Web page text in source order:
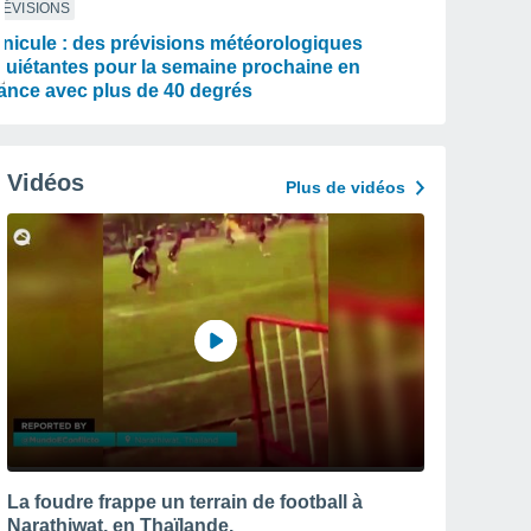
: des prévisions météorologiques
pour la semaine prochaine en
avec plus de 40 degrés
Vidéos Plus de vidéos
La foudre frappe un terrain de football à
Narathiwat, en Thaïlande.